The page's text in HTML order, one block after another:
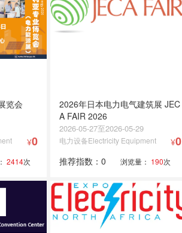
览会
¥0
2414次
2026年日本电力电气建筑展 JEC
A FAIR 2026
2026-05-27至2026-05-29
电力设备Electricity Equipment ¥0
推荐指数：0 浏览量： 190次